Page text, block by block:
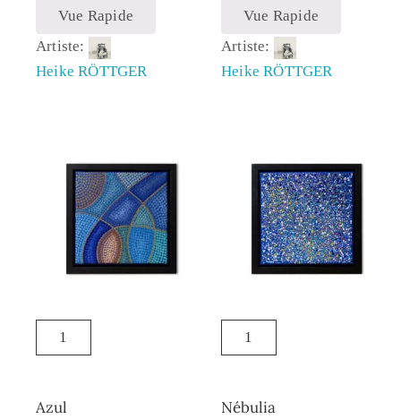
Vue Rapide
Artiste:
Heike RÖTTGER
Vue Rapide
Artiste:
Heike RÖTTGER
Azul Nébulia